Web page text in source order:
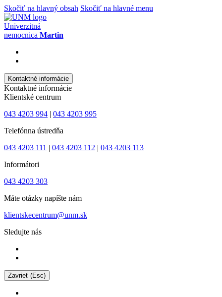
Skočiť na hlavný obsah Skočiť na hlavné menu
Univerzitná
nemocnica Martin
Kontaktné informácie
Kontaktné informácie
Klientské centrum
043 4203 994 | 043 4203 995
Telefónna ústredňa
043 4203 111 | 043 4203 112 | 043 4203 113
Informátori
043 4203 303
Máte otázky napíšte nám
klientskecentrum@unm.sk
Sledujte nás
Zavrieť (Esc)